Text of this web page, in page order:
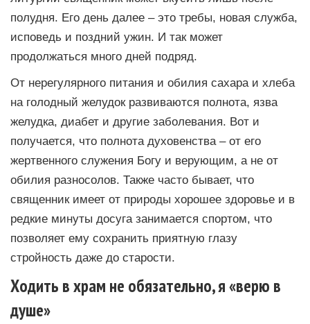
полудня. Его день далее – это требы, новая служба,
исповедь и поздний ужин. И так может
продолжаться много дней подряд.
От нерегулярного питания и обилия сахара и хлеба
на голодный желудок развиваются полнота, язва
желудка, диабет и другие заболевания. Вот и
получается, что полнота духовенства – от его
жертвенного служения Богу и верующим, а не от
обилия разносолов. Также часто бывает, что
священник имеет от природы хорошее здоровье и в
редкие минуты досуга занимается спортом, что
позволяет ему сохранить приятную глазу
стройность даже до старости.
Ходить в храм не обязательно, я «верю в
душе»